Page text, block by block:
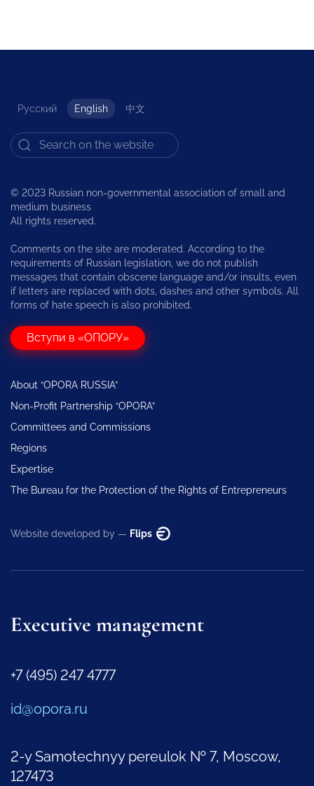
Русский English 中文
© 2023 Russian non-governmental association of small and
medium business
All rights reserved.
Comments on the site are moderated. According to the
requirements of Russian legislation, we do not publish
messages that contain obscene language and/or insults, even
if letters are replaced with dots, dashes and other symbols. All
forms of hate speech is also prohibited.
Вступи в «ОПОРУ»
About “OPORA RUSSIA”
Non-Profit Partnership “OPORA”
Committees and Commissions
Regions
Expertise
The Bureau for the Protection of the Rights of Entrepreneurs
Website developed by — Flips
Executive management
+7 (495) 247 4777
id@opora.ru
2-y Samotechnyy pereulok № 7, Moscow,
127473